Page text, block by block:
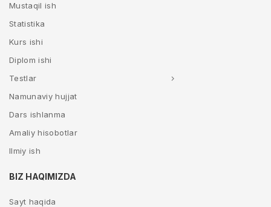
Mustaqil ish
Statistika
Kurs ishi
Diplom ishi
Testlar
Namunaviy hujjat
Dars ishlanma
Amaliy hisobotlar
Ilmiy ish
BIZ HAQIMIZDA
Sayt haqida